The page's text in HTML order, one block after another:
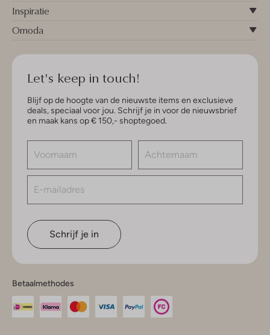
Inspiratie
Omoda
Let's keep in touch!
Blijf op de hoogte van de nieuwste items en exclusieve
deals, speciaal voor jou. Schrijf je in voor de nieuwsbrief
en maak kans op € 150,- shoptegoed.
Schrijf je in
Betaalmethodes